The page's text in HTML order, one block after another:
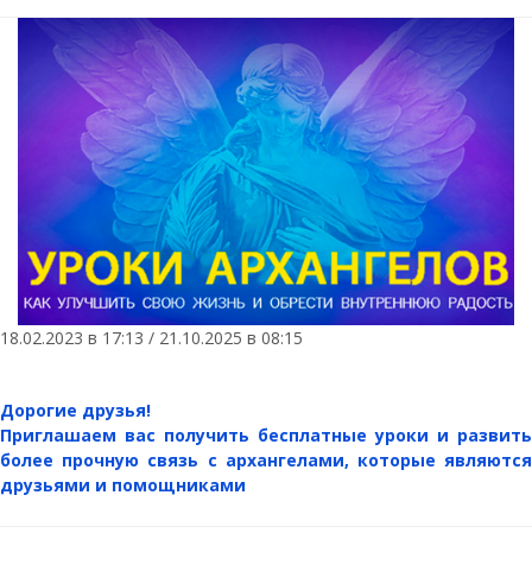
18.02.2023 в 17:13 / 21.10.2025 в 08:15
Дорогие друзья!
Приглашаем вас получить бесплатные уроки и развить
более прочную связь с архангелами, которые являются
друзьями и помощниками